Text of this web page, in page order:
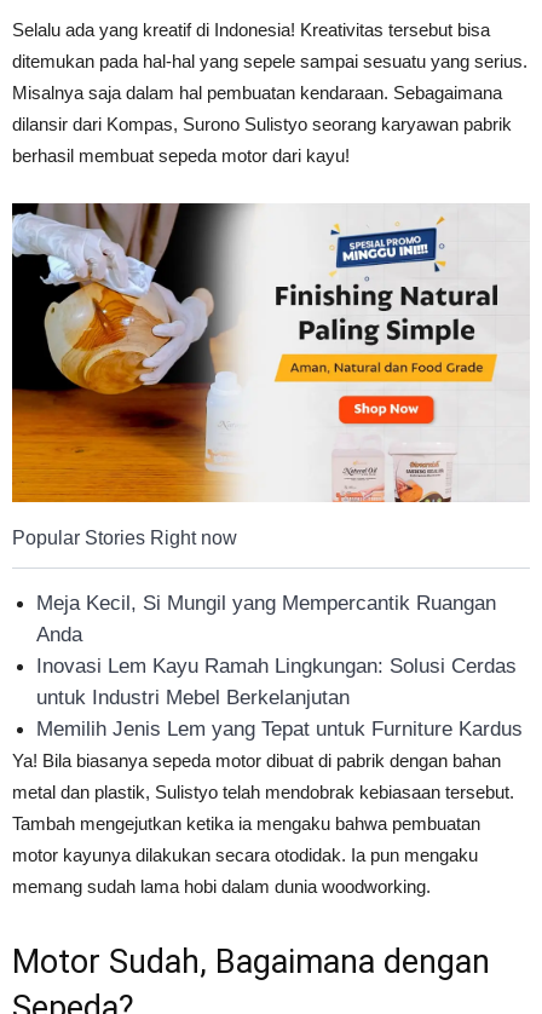
Tahan
Selalu ada yang kreatif di Indonesia! Kreativitas tersebut bisa
ditemukan pada hal-hal yang sepele sampai sesuatu yang serius.
Misalnya saja dalam hal pembuatan kendaraan. Sebagaimana
dilansir dari Kompas, Surono Sulistyo seorang karyawan pabrik
berhasil membuat sepeda motor dari kayu!
Popular Stories Right now
Meja Kecil, Si Mungil yang Mempercantik Ruangan
Anda
Inovasi Lem Kayu Ramah Lingkungan: Solusi Cerdas
untuk Industri Mebel Berkelanjutan
Memilih Jenis Lem yang Tepat untuk Furniture Kardus
Ya! Bila biasanya sepeda motor dibuat di pabrik dengan bahan
metal dan plastik, Sulistyo telah mendobrak kebiasaan tersebut.
Tambah mengejutkan ketika ia mengaku bahwa pembuatan
motor kayunya dilakukan secara otodidak. Ia pun mengaku
memang sudah lama hobi dalam dunia woodworking.
Motor Sudah, Bagaimana dengan